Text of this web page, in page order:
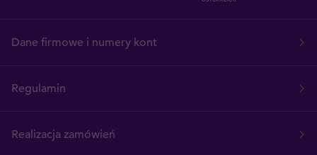
Dane firmowe i numery kont
Regulamin
Realizacja zamówień